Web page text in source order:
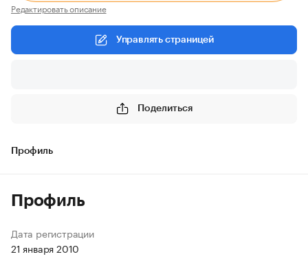
Редактировать описание
Управлять страницей
Поделиться
Профиль
Профиль
Дата регистрации
21 января 2010